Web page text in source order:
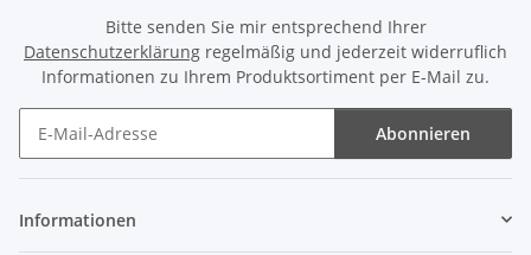
Bitte senden Sie mir entsprechend Ihrer
Datenschutzerklärung regelmäßig und jederzeit widerruflich
Informationen zu Ihrem Produktsortiment per E-Mail zu.
Abonnieren
Informationen